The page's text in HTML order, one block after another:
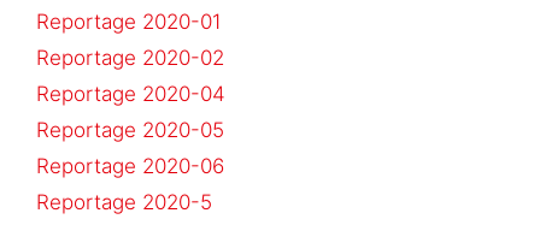
Reportage 2020-01
Reportage 2020-02
Reportage 2020-04
Reportage 2020-05
Reportage 2020-06
Reportage 2020-5